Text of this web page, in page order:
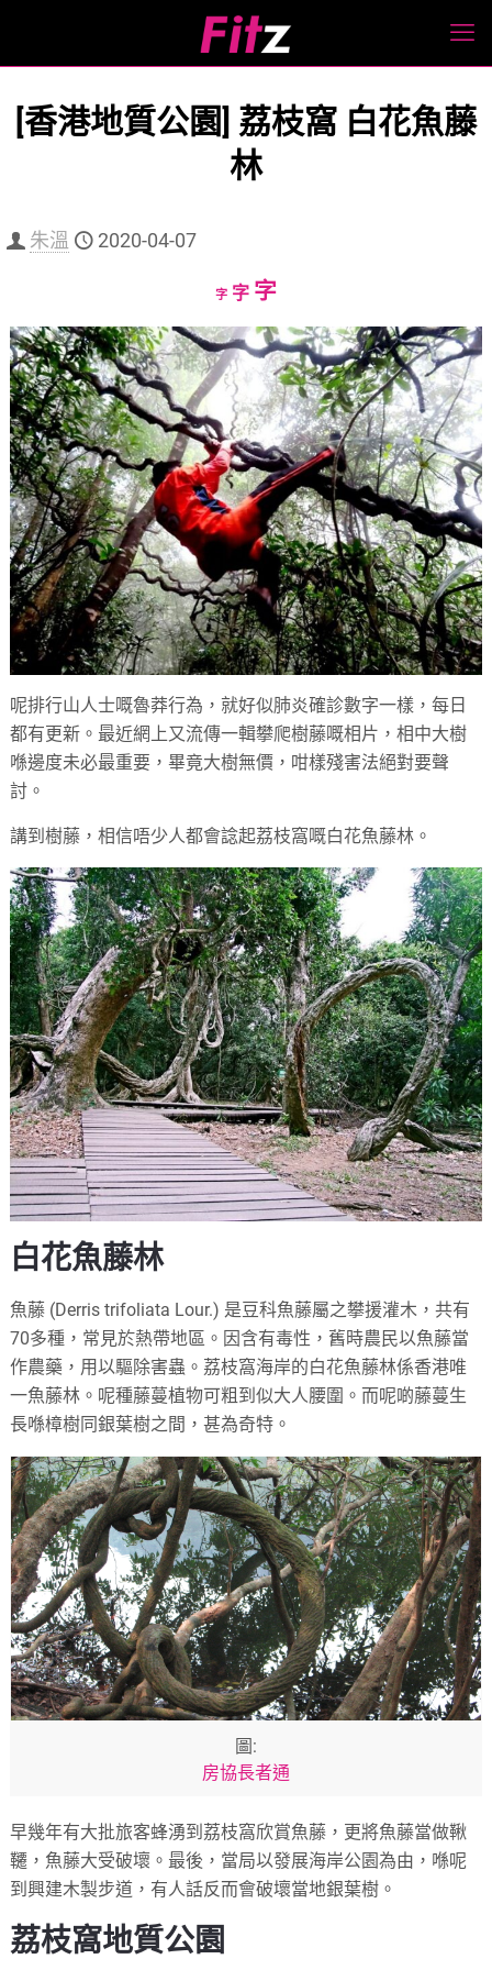
[香港地質公園] 荔枝窩 白花魚藤
林
朱溫 2020-04-07
字Decrease
size.
字Reset
size.
字Increase
size.
呢排行山人士嘅魯莽行為，就好似肺炎確診數字一樣，每日
都有更新。最近網上又流傳一輯攀爬樹藤嘅相片，相中大樹
喺邊度未必最重要，畢竟大樹無價，咁樣殘害法絕對要聲
討。
講到樹藤，相信唔少人都會諗起荔枝窩嘅白花魚藤林。
白花魚藤林
魚藤 (Derris trifoliata Lour.) 是豆科魚藤屬之攀援灌木，共有
70多種，常見於熱帶地區。因含有毒性，舊時農民以魚藤當
作農藥，用以驅除害蟲。荔枝窩海岸的白花魚藤林係香港唯
一魚藤林。呢種藤蔓植物可粗到似大人腰圍。而呢啲藤蔓生
長喺樟樹同銀葉樹之間，甚為奇特。
圖:
房協長者通
早幾年有大批旅客蜂湧到荔枝窩欣賞魚藤，更將魚藤當做鞦
韆，魚藤大受破壞。最後，當局以發展海岸公園為由，喺呢
到興建木製步道，有人話反而會破壞當地銀葉樹。
荔枝窩地質公園